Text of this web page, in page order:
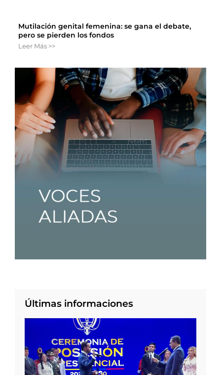
Mutilación genital femenina: se gana el debate,
pero se pierden los fondos
Leer Más >>
Últimas informaciones